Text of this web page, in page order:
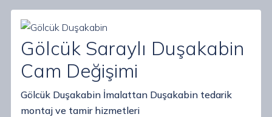
Gölcük Saraylı Duşakabin
Cam Değişimi
Gölcük Duşakabin İmalattan Duşakabin tedarik
montaj ve tamir hizmetleri